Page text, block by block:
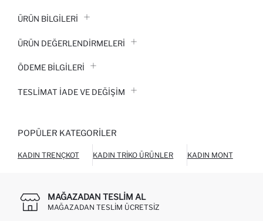
ÜRÜN BILGILERI
ÜRÜN DEĞERLENDİRMELERİ
ÖDEME BİLGİLERİ
TESLIMAT İADE VE DEĞIŞIM
POPÜLER KATEGORILER
KADIN TRENÇKOT KADIN TRIKO ÜRÜNLER KADIN MONT
MAĞAZADAN TESLIM AL
MAĞAZADAN TESLIM ÜCRETSIZ